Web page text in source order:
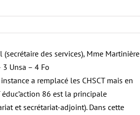
(secrétaire des services), Mme Martinière
3 Unsa – 4 Fo
a remplacé les CHSCT mais en
éduc’action 86 est la principale
et secrétariat-adjoint). Dans cette